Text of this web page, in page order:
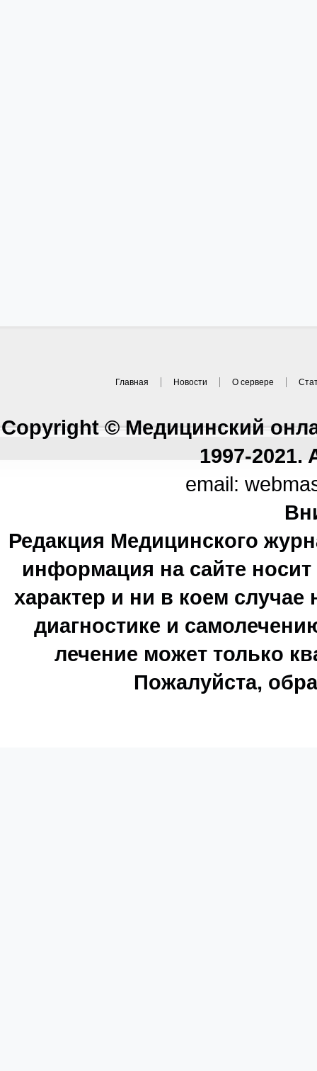
Главная Новости О сервере
Copyright © Медицинский
1997-2021.
email:
Редакция Медицинского
информация на сайте
характер и ни в коем
диагностике и
лечение может только
Пожалуйста,